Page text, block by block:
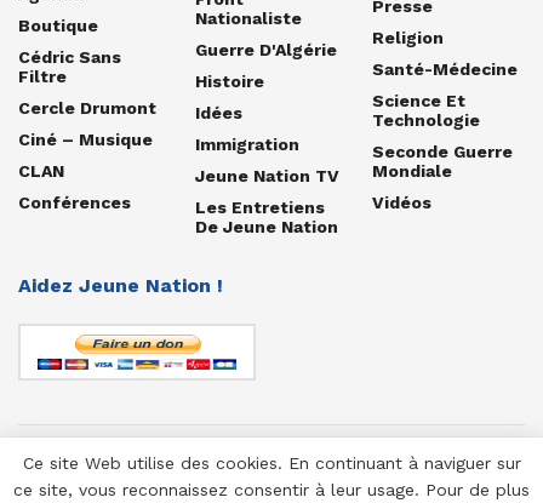
Boutique
Cédric Sans
Filtre
Cercle Drumont
Ciné – Musique
CLAN
Conférences
Nationaliste
Guerre D'Algérie
Histoire
Idées
Immigration
Jeune Nation TV
Les Entretiens
De Jeune Nation
Presse
Religion
Santé-Médecine
Science Et
Technologie
Seconde Guerre
Mondiale
Vidéos
Aidez Jeune Nation !
© 1958-2025 Jeune Nation
Ce site Web utilise des cookies. En continuant à naviguer sur
ce site, vous reconnaissez consentir à leur usage. Pour de plus